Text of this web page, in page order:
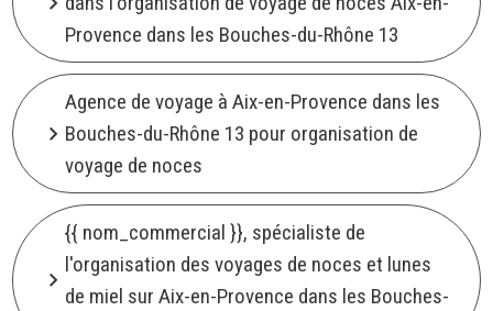
Provence dans les Bouches-du-Rhône 13
Agence de voyage à Aix-en-Provence dans les
Bouches-du-Rhône 13 pour organisation de
voyage de noces
{{ nom_commercial }}, spécialiste de
l'organisation des voyages de noces et lunes
de miel sur Aix-en-Provence dans les Bouches-